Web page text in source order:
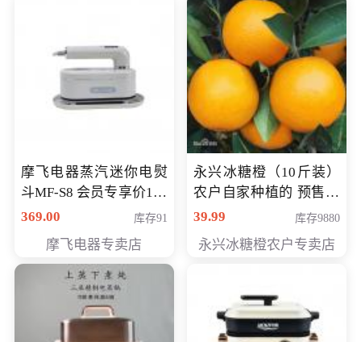
摩飞电器蒸汽迷你电熨
斗MF-S8 会员专享价168
元
369.00 库存91
摩飞电器专卖店
永兴冰糖橙（10斤装）
农户自家种植的 预售10
万斤 会员包邮专享价
39.99 库存9880
永兴冰糖橙农户专卖店